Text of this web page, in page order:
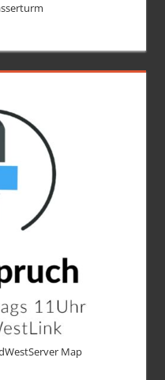
Map